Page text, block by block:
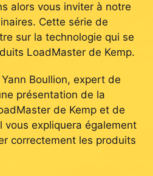
alors vous inviter à notre
Cette série de
sur la technologie qui se
LoadMaster de Kemp.
Boullion, expert de
présentation de la
de Kemp et de
vous expliquera également
correctement les produits